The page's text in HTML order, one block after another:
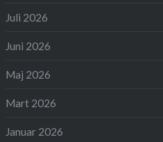
Juli 2026
Juni 2026
Maj 2026
Mart 2026
Januar 2026